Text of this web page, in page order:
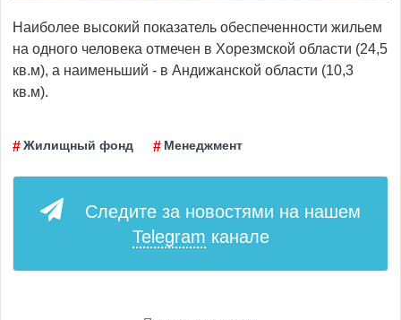
Наиболее высокий показатель обеспеченности жильем
на одного человека отмечен в Хорезмской области (24,5
кв.м), а наименьший - в Андижанской области (10,3
кв.м).
Жилищный фонд Менеджмент
Следите за новостями на нашем
Telegram канале